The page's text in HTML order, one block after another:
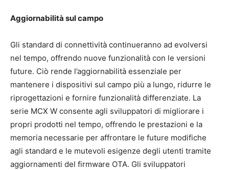
Aggiornabilità sul campo
Gli standard di connettività continueranno ad evolversi
nel tempo, offrendo nuove funzionalità con le versioni
future. Ciò rende l’aggiornabilità essenziale per
mantenere i dispositivi sul campo più a lungo, ridurre le
riprogettazioni e fornire funzionalità differenziate. La
serie MCX W consente agli sviluppatori di migliorare i
propri prodotti nel tempo, offrendo le prestazioni e la
memoria necessarie per affrontare le future modifiche
agli standard e le mutevoli esigenze degli utenti tramite
aggiornamenti del firmware OTA. Gli sviluppatori